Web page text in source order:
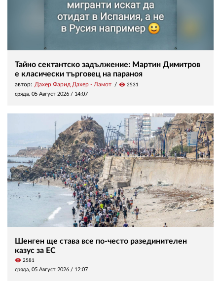
Тайно сектантско задължение: Мартин Димитров
е класически търговец на параноя
автор: Дахер Фарид Дахер - Ламот visibility 2531
сряда, 05 Август 2026 / 14:07
Шенген ще става все по-често разединителен
казус за ЕС
visibility 2581
сряда, 05 Август 2026 / 12:07